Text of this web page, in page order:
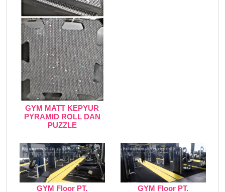
GYM MATT KEPYUR
PYRAMID ROLL DAN
PUZZLE
GYM Floor PT.
GYM Floor PT.